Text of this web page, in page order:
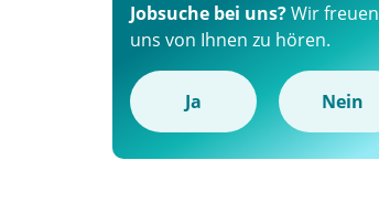
Jobsuche bei uns?Wir freuen
uns von Ihnen zu hören.
Ja Nein